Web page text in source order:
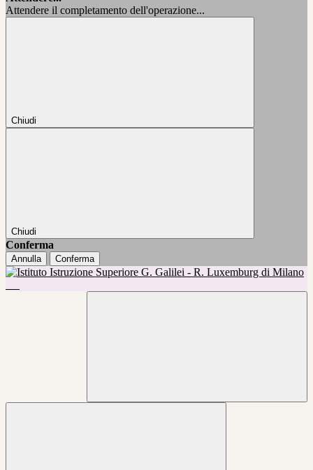
Attendere il completamento dell'operazione...
Chiudi
Chiudi
Conferma
Annulla Conferma